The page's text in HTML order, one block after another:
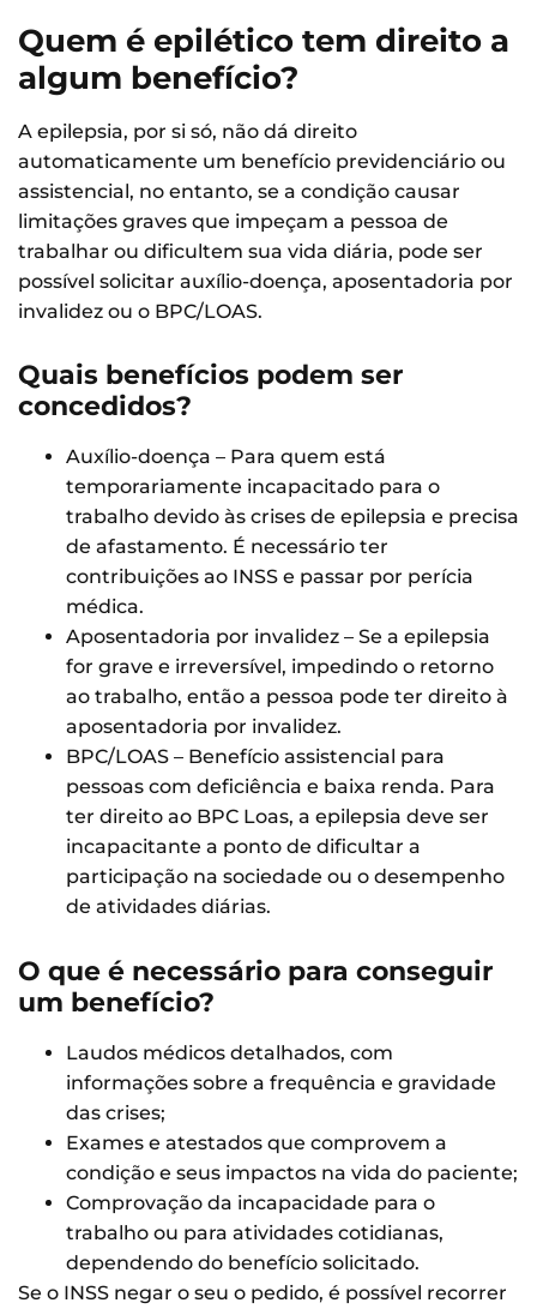
Quem é epilético tem direito a
algum benefício?
A epilepsia, por si só, não dá direito
automaticamente um benefício previdenciário ou
assistencial, no entanto, se a condição causar
limitações graves que impeçam a pessoa de
trabalhar ou dificultem sua vida diária, pode ser
possível solicitar auxílio-doença, aposentadoria por
invalidez ou o BPC/LOAS.
Quais benefícios podem ser
concedidos?
Auxílio-doença – Para quem está
temporariamente incapacitado para o
trabalho devido às crises de epilepsia e precisa
de afastamento. É necessário ter
contribuições ao INSS e passar por perícia
médica.
Aposentadoria por invalidez – Se a epilepsia
for grave e irreversível, impedindo o retorno
ao trabalho, então a pessoa pode ter direito à
aposentadoria por invalidez.
BPC/LOAS – Benefício assistencial para
pessoas com deficiência e baixa renda. Para
ter direito ao BPC Loas, a epilepsia deve ser
incapacitante a ponto de dificultar a
participação na sociedade ou o desempenho
de atividades diárias.
O que é necessário para conseguir
um benefício?
Laudos médicos detalhados, com
informações sobre a frequência e gravidade
das crises;
Exames e atestados que comprovem a
condição e seus impactos na vida do paciente;
Comprovação da incapacidade para o
trabalho ou para atividades cotidianas,
dependendo do benefício solicitado.
Se o INSS negar o seu o pedido, é possível recorrer